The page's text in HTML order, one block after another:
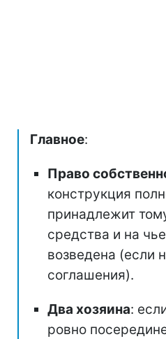
Главное:
Право
конструкция
принадлежит
средства и на
возведена (если
соглашения).
Два хозяина:
ровно